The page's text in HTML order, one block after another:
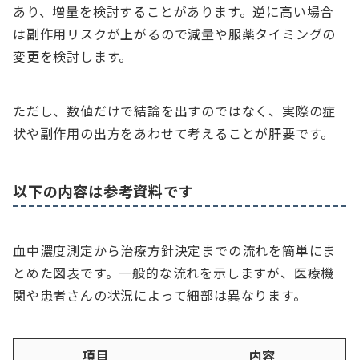
あり、増量を検討することがあります。逆に高い場合
は副作用リスクが上がるので減量や服薬タイミングの
変更を検討します。
ただし、数値だけで結論を出すのではなく、実際の症
状や副作用の出方をあわせて考えることが肝要です。
以下の内容は参考資料です
血中濃度測定から治療方針決定までの流れを簡単にま
とめた図表です。一般的な流れを示しますが、医療機
関や患者さんの状況によって細部は異なります。
項目 内容